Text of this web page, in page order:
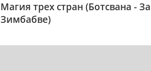
Магия трех стран (Ботсвана -
Зимбабве)